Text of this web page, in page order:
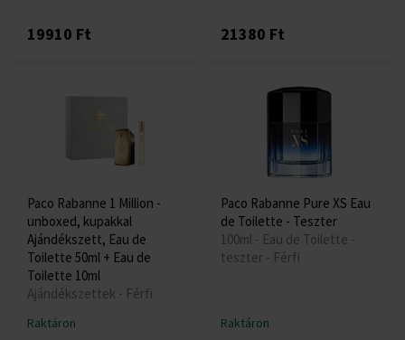
19910 Ft 21380 Ft
Paco Rabanne 1 Million -
unboxed, kupakkal
Ajándékszett, Eau de
Toilette 50ml + Eau de
Toilette 10ml
Ajándékszettek - Férfi
Raktáron
Paco Rabanne Pure XS Eau
de Toilette - Teszter
100ml - Eau de Toilette -
teszter - Férfi
Raktáron